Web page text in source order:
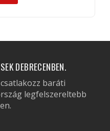
DEBRECENBEN.
baráti
legfelszereltebb